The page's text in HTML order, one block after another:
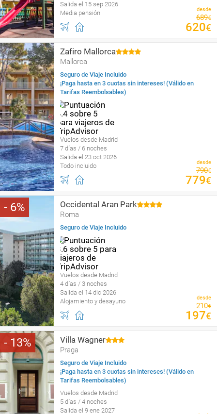
Salida el 15 sep 2026
Media pensión
desde
689€
620€
Zafiro Mallorca
Mallorca
Seguro de Viaje Incluido
¡Paga hasta en 3 cuotas sin intereses! (Válido en
Tarifas Reembolsables)
Vuelos desde Madrid
7 días / 6 noches
Salida el 23 oct 2026
Todo incluido
desde
790€
779€
6 Occidental Aran Park
Roma
Seguro de Viaje Incluido
Vuelos desde Madrid
4 días / 3 noches
Salida el 14 dic 2026
Alojamiento y desayuno
desde
210€
197€
13 Villa Wagner
Praga
Seguro de Viaje Incluido
¡Paga hasta en 3 cuotas sin intereses! (Válido en
Tarifas Reembolsables)
Vuelos desde Madrid
5 días / 4 noches
Salida el 9 ene 2027